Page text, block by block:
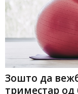
Зошто да
триместар од